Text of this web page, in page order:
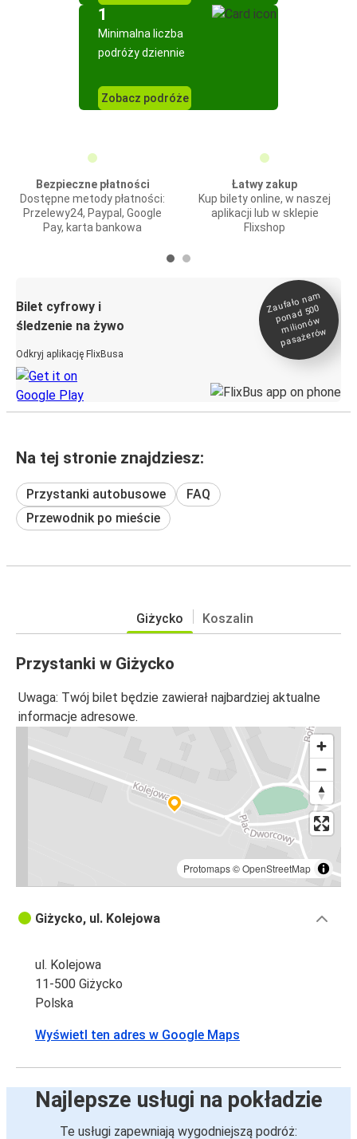
1
Minimalna liczba
podróży dziennie
Zobacz podróże
Bezpieczne płatności
Dostępne metody płatności:
Przelewy24, Paypal, Google
Pay, karta bankowa
Łatwy zakup
Kup bilety online, w naszej
aplikacji lub w sklepie
Flixshop
Bilet cyfrowy i
śledzenie na żywo
Odkryj aplikację FlixBusa
Zaufało na
m
ponad 500
milionó
w
pasażeró
w
Na tej stronie znajdziesz:
Przystanki autobusowe
FAQ
Przewodnik po mieście
Giżycko Koszalin
Przystanki w Giżycko
Uwaga: Twój bilet będzie zawierał najbardziej aktualne
informacje adresowe.
Protomaps©OpenStreetMap
Giżycko, ul. Kolejowa
ul. Kolejowa
11-500 Giżycko
Polska
Wyświetl ten adres w Google Maps
Najlepsze usługi na pokładzie
Te usługi zapewniają wygodniejszą podróż: